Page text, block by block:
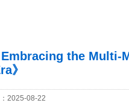
the Multi-
》
2025-08-22